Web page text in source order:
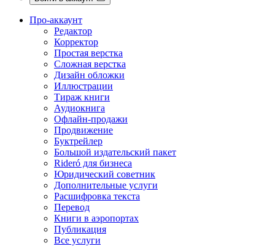
Про-аккаунт
Редактор
Корректор
Простая верстка
Сложная верстка
Дизайн обложки
Иллюстрации
Тираж книги
Аудиокнига
Офлайн-продажи
Продвижение
Буктрейлер
Большой издательский пакет
Rideró для бизнеса
Юридический советник
Дополнительные услуги
Расшифровка текста
Перевод
Книги в аэропортах
Публикация
Все услуги